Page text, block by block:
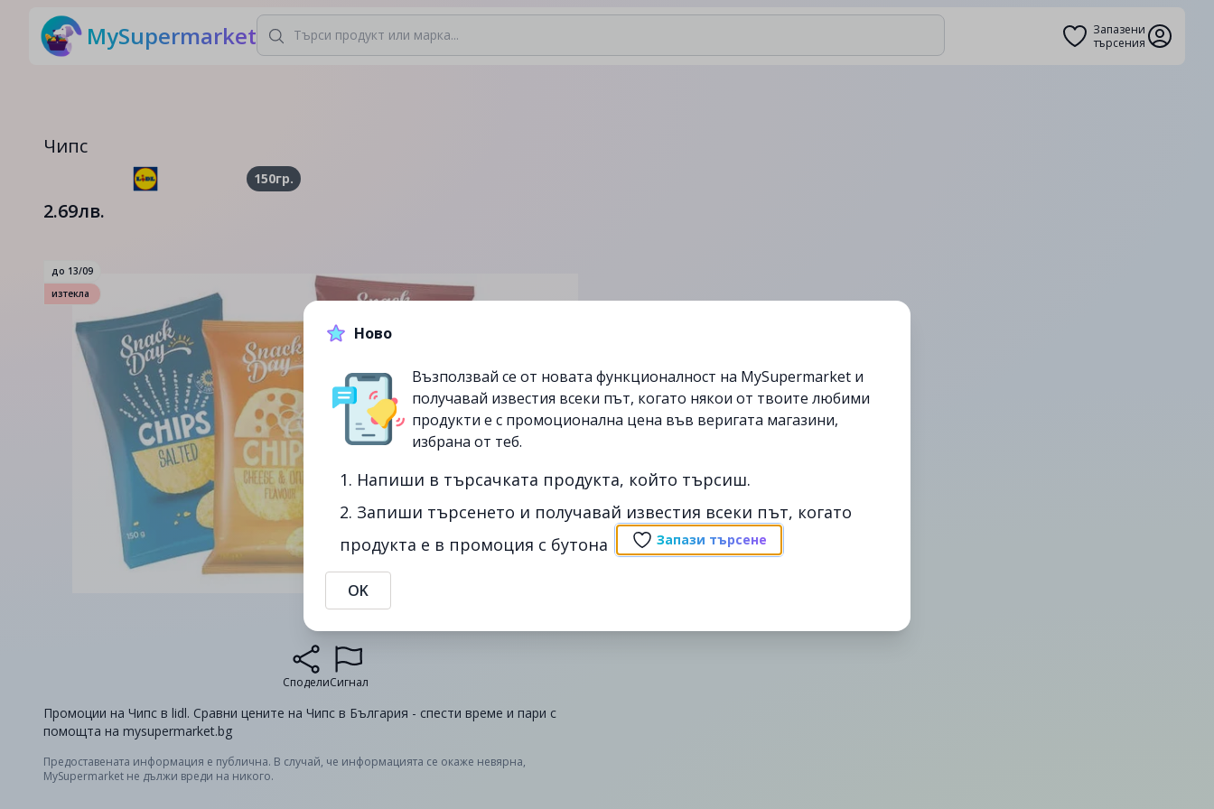
MySupermarket
Запазени
търсения
Чипс
150гр.
2.69лв.
до 13/09
изтекла
СподелиСигнал
Промоции на Чипс в lidl. Сравни цените на Чипс в България - спести време и пари с
помощта на mysupermarket.bg
Предоставената информация е публична. В случай, че информацията се окаже невярна,
MySupermarket не дължи вреди на никого.
Ново
Възползвай се от новата функционалност на MySupermarket и
получавай известия всеки път, когато някои от твоите любими
продукти е с промоционална цена във веригата магазини,
избрана от теб.
1. Напиши в търсачката продукта, който търсиш.
2. Запиши търсенето и получавай известия всеки път, когато
продукта е в промоция с бутона
Запази търсене
OK